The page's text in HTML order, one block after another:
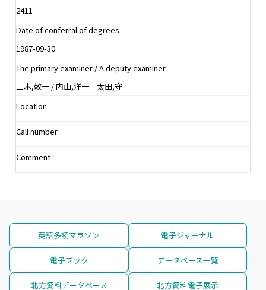
2411
Date of conferral of degrees
1987-09-30
The primary examiner / A deputy examiner
三木,敬一 / 内山,洋一 太田,守
Location
Call number
Comment
英語多読マラソン 電子ジャーナル
電子ブック データベース一覧
北方資料データベース 北方資料電子展示